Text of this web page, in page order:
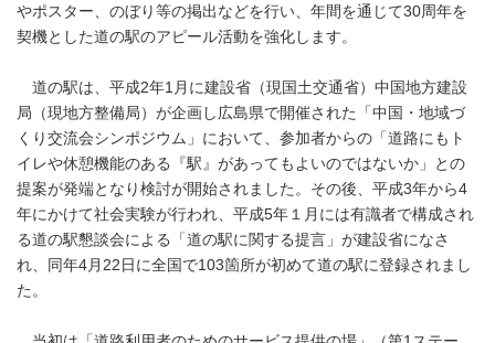
やポスター、のぼり等の掲出などを行い、年間を通じて30周年を
契機とした道の駅のアピール活動を強化します。
道の駅は、平成2年1月に建設省（現国土交通省）中国地方建設
局（現地方整備局）が企画し広島県で開催された「中国・地域づ
くり交流会シンポジウム」において、参加者からの「道路にもト
イレや休憩機能のある『駅』があってもよいのではないか」との
提案が発端となり検討が開始されました。その後、平成3年から4
年にかけて社会実験が行われ、平成5年１月には有識者で構成され
る道の駅懇談会による「道の駅に関する提言」が建設省になさ
れ、同年4月22日に全国で103箇所が初めて道の駅に登録されまし
た。